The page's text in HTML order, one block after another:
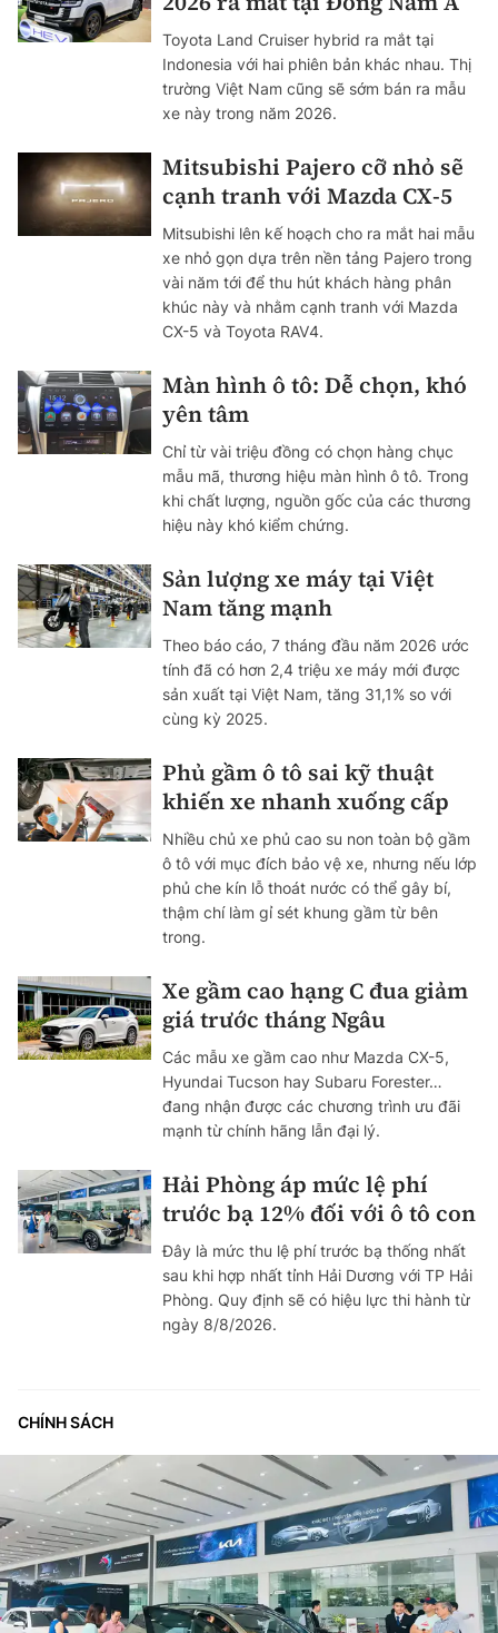
Toyota Land Cruiser hybrid ra mắt tại
Indonesia với hai phiên bản khác nhau. Thị
trường Việt Nam cũng sẽ sớm bán ra mẫu
xe này trong năm 2026.
Mitsubishi Pajero cỡ nhỏ sẽ
cạnh tranh với Mazda CX-5
Mitsubishi lên kế hoạch cho ra mắt hai mẫu
xe nhỏ gọn dựa trên nền tảng Pajero trong
vài năm tới để thu hút khách hàng phân
khúc này và nhằm cạnh tranh với Mazda
CX-5 và Toyota RAV4.
Màn hình ô tô: Dễ chọn, khó
yên tâm
Chỉ từ vài triệu đồng có chọn hàng chục
mẫu mã, thương hiệu màn hình ô tô. Trong
khi chất lượng, nguồn gốc của các thương
hiệu này khó kiểm chứng.
Sản lượng xe máy tại Việt
Nam tăng mạnh
Theo báo cáo, 7 tháng đầu năm 2026 ước
tính đã có hơn 2,4 triệu xe máy mới được
sản xuất tại Việt Nam, tăng 31,1% so với
cùng kỳ 2025.
Phủ gầm ô tô sai kỹ thuật
khiến xe nhanh xuống cấp
Nhiều chủ xe phủ cao su non toàn bộ gầm
ô tô với mục đích bảo vệ xe, nhưng nếu lớp
phủ che kín lỗ thoát nước có thể gây bí,
thậm chí làm gỉ sét khung gầm từ bên
trong.
Xe gầm cao hạng C đua giảm
giá trước tháng Ngâu
Các mẫu xe gầm cao như Mazda CX-5,
Hyundai Tucson hay Subaru Forester…
đang nhận được các chương trình ưu đãi
mạnh từ chính hãng lẫn đại lý.
Hải Phòng áp mức lệ phí
trước bạ 12% đối với ô tô con
Đây là mức thu lệ phí trước bạ thống nhất
sau khi hợp nhất tỉnh Hải Dương với TP Hải
Phòng. Quy định sẽ có hiệu lực thi hành từ
ngày 8/8/2026.
CHÍNH SÁCH